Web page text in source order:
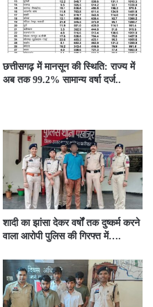
छत्तीसगढ़ में मानसून की स्थिति: राज्य में
अब तक 99.2% सामान्य वर्षा दर्ज..
शादी का झांसा देकर वर्षों तक दुष्कर्म करने
वाला आरोपी पुलिस की गिरफ्त में….